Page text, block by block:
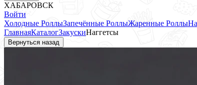
ХАБАРОВСК
Войти
Холодные РоллыЗапечённые РоллыЖаренные Роллы
ГлавнаяКаталогЗакускиНаггетсы
Вернуться назад